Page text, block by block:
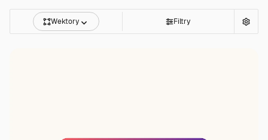
Wektory Filtry